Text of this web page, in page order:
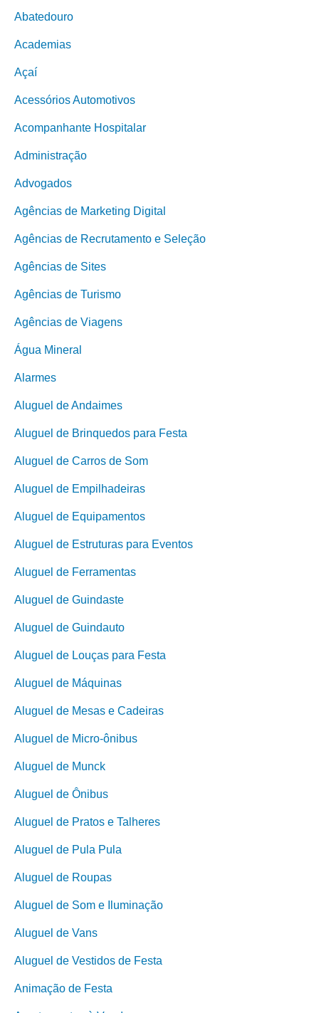
Abatedouro
Academias
Açaí
Acessórios Automotivos
Acompanhante Hospitalar
Administração
Advogados
Agências de Marketing Digital
Agências de Recrutamento e Seleção
Agências de Sites
Agências de Turismo
Agências de Viagens
Água Mineral
Alarmes
Aluguel de Andaimes
Aluguel de Brinquedos para Festa
Aluguel de Carros de Som
Aluguel de Empilhadeiras
Aluguel de Equipamentos
Aluguel de Estruturas para Eventos
Aluguel de Ferramentas
Aluguel de Guindaste
Aluguel de Guindauto
Aluguel de Louças para Festa
Aluguel de Máquinas
Aluguel de Mesas e Cadeiras
Aluguel de Micro-ônibus
Aluguel de Munck
Aluguel de Ônibus
Aluguel de Pratos e Talheres
Aluguel de Pula Pula
Aluguel de Roupas
Aluguel de Som e Iluminação
Aluguel de Vans
Aluguel de Vestidos de Festa
Animação de Festa